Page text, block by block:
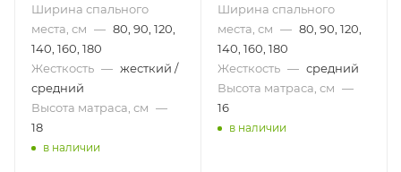
Ширина спального
места, см — 80, 90, 120,
140, 160, 180
Жесткость — жесткий /
средний
Высота матраса, см —
18
в наличии
Ширина спального
места, см — 80, 90, 120,
140, 160, 180
Жесткость — средний
Высота матраса, см —
16
в наличии